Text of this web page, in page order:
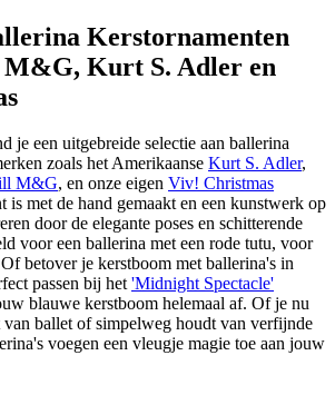
Kerstornamenten
Kurt S. Adler en
je een uitgebreide selectie aan ballerina
zoals het Amerikaanse Kurt S. Adler,
M&G, en onze eigen Viv! Christmas
is met de hand gemaakt en een kunstwerk op
door de elegante poses en schitterende
voor een ballerina met een rode tutu, voor
betover je kerstboom met ballerina's in
passen bij het'Midnight Spectacle'
blauwe kerstboom helemaal af. Of je nu
van ballet of simpelweg houdt van verfijnde
voegen een vleugje magie toe aan jouw